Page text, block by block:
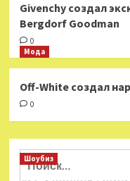
Givenchy создал
Bergdorf Goodman
0
Мода
Off-White создал
0
Найти:
Шоубиз
Мошенники